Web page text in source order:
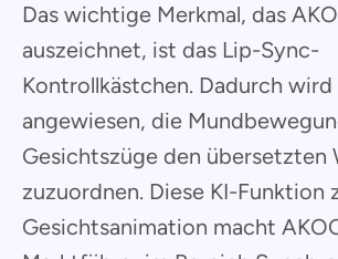
Das wichtige Merkmal, das
auszeichnet, ist das Lip-Sync-
Kontrollkästchen. Dadurch wird
angewiesen, die
Gesichtszüge den übersetzten
zuzuordnen. Diese KI-Funktion
Gesichtsanimation macht